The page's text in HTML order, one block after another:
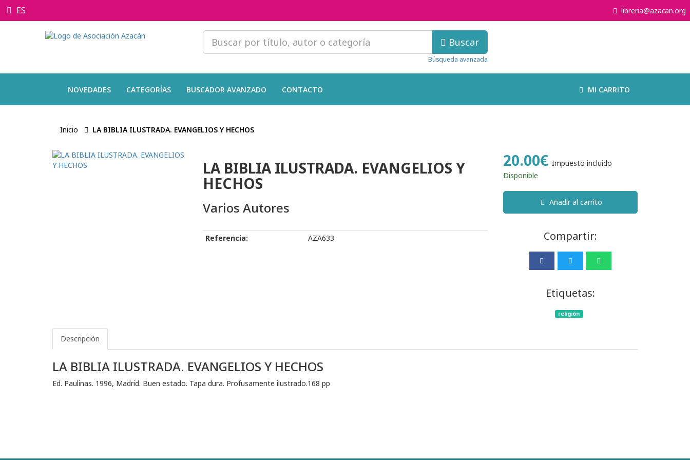
ES libreria@azacan.org
Buscar
Búsqueda avanzada
NOVEDADES CATEGORÍAS BUSCADOR AVANZADO CONTACTO MI CARRITO
Inicio LA BIBLIA ILUSTRADA. EVANGELIOS Y HECHOS
LA BIBLIA ILUSTRADA. EVANGELIOS Y
HECHOS
Varios Autores
Referencia: AZA633
20.00€ Impuesto incluido
Disponible
Añadir al carrito
Compartir:
Etiquetas:
religión
Descripción
LA BIBLIA ILUSTRADA. EVANGELIOS Y HECHOS
Ed. Paulinas. 1996, Madrid. Buen estado. Tapa dura. Profusamente ilustrado.168 pp